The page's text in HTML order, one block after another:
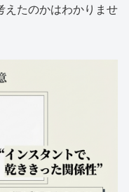
えたのかはわかりませ